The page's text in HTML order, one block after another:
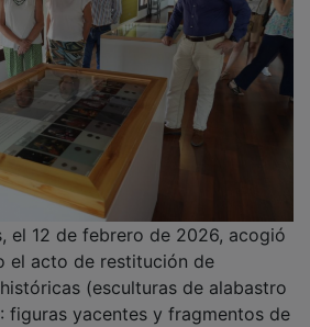
el 12 de febrero de 2026, acogió
el acto de restitución de
(esculturas de alabastro
figuras yacentes y fragmentos de